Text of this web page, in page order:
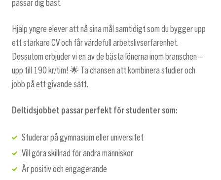
passar dig bäst.
Hjälp yngre elever att nå sina mål samtidigt som du bygger upp
ett starkare CV och får värdefull arbetslivserfarenhet.
Dessutom erbjuder vi en av de bästa lönerna inom branschen –
upp till 190 kr/tim! 🌟 Ta chansen att kombinera studier och
jobb på ett givande sätt.
Deltidsjobbet passar perfekt för studenter som:
Studerar på gymnasium eller universitet
Vill göra skillnad för andra människor
Är positiv och engagerande